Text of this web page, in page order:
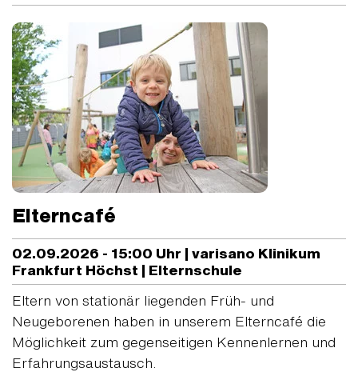
Elterncafé
02.09.2026 - 15:00 Uhr | varisano Klinikum
Frankfurt Höchst | Elternschule
Eltern von stationär liegenden Früh- und
Neugeborenen haben in unserem Elterncafé die
Möglichkeit zum gegenseitigen Kennenlernen und
Erfahrungsaustausch.